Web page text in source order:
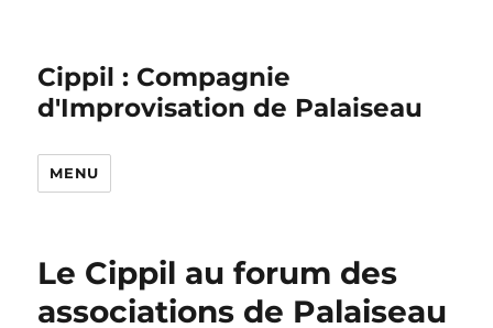
Cippil : Compagnie
d'Improvisation de Palaiseau
MENU
Le Cippil au forum des
associations de Palaiseau